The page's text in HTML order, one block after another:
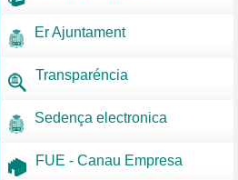
Er Ajuntament
Transparéncia
Sedença electronica
FUE - Canau Empresa